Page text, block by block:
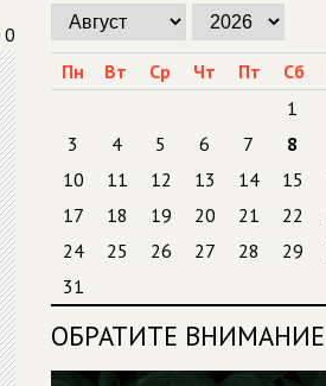
0
Пн Вт Ср Чт Пт Сб
1
3
4 5 6 7 8
10
11 12 13 14 15
17
18 19 20 21 22
24
25 26 27 28 29
31
ОБРАТИТЕ ВНИМАНИЕ